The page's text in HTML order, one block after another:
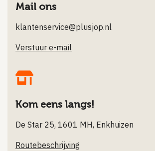
Mail ons
klantenservice@plusjop.nl
Verstuur e-mail
Kom eens langs!
De Star 25, 1601 MH, Enkhuizen
Routebeschrijving